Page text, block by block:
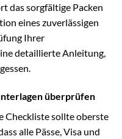
das sorgfältige Packen
eines zuverlässigen
Ihrer
detaillierte Anleitung,
überprüfen
Checkliste sollte oberste
alle Pässe, Visa und